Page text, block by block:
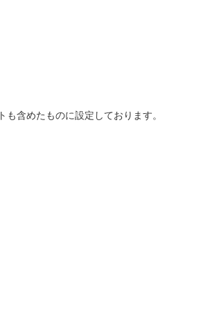
含めたものに設定しております。